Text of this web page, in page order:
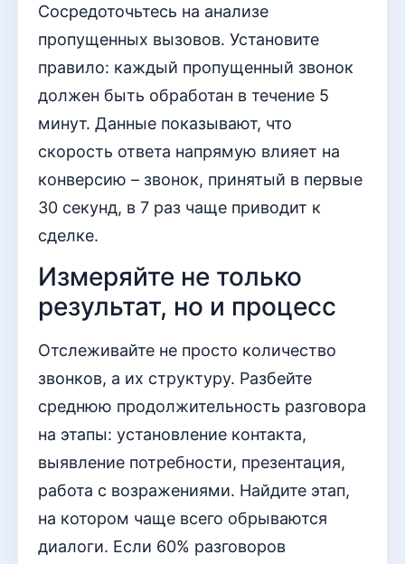
Сосредоточьтесь на анализе
пропущенных вызовов. Установите
правило: каждый пропущенный звонок
должен быть обработан в течение 5
минут. Данные показывают, что
скорость ответа напрямую влияет на
конверсию – звонок, принятый в первые
30 секунд, в 7 раз чаще приводит к
сделке.
Измеряйте не только
результат, но и процесс
Отслеживайте не просто количество
звонков, а их структуру. Разбейте
среднюю продолжительность разговора
на этапы: установление контакта,
выявление потребности, презентация,
работа с возражениями. Найдите этап,
на котором чаще всего обрываются
диалоги. Если 60% разговоров